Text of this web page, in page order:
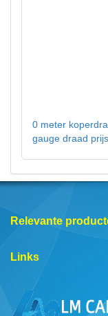
0 meter
gauge draad
Relevante
Links